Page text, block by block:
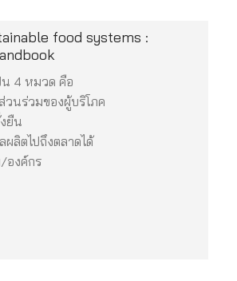
food systems :
น 4 หมวด คือ
วนร่วมของผู้บริโภค
ยืน
ผลิตไปถึงตลาดได้
องค์กร